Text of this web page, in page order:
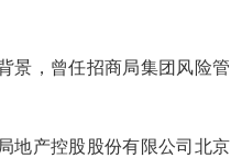
景，曾任招商局集团风险管
地产控股股份有限公司北京